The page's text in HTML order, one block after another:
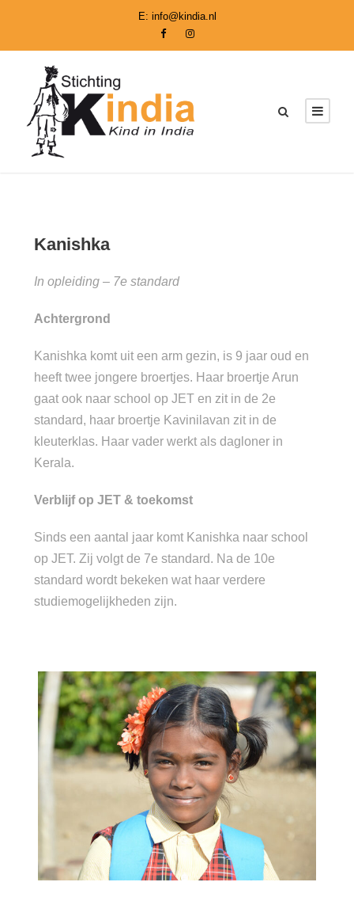
E: info@kindia.nl
Kanishka
In opleiding – 7e standard
Achtergrond
Kanishka komt uit een arm gezin, is 9 jaar oud en
heeft twee jongere broertjes. Haar broertje Arun
gaat ook naar school op JET en zit in de 2e
standard, haar broertje Kavinilavan zit in de
kleuterklas. Haar vader werkt als dagloner in
Kerala.
Verblijf op JET & toekomst
Sinds een aantal jaar komt Kanishka naar school
op JET. Zij volgt de 7e standard. Na de 10e
standard wordt bekeken wat haar verdere
studiemogelijkheden zijn.